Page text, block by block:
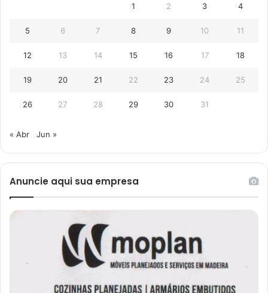
1 2 3 4
5 6 7 8 9 10 11
12 13 14 15 16 17 18
19 20 21 22 23 24 25
26 27 28 29 30 31
« Abr Jun »
Anuncie aqui sua empresa